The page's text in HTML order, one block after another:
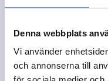
Denna webbplats
Vi använder
och annonserna till
VINGHANDTAG
INNERGÄNGA,